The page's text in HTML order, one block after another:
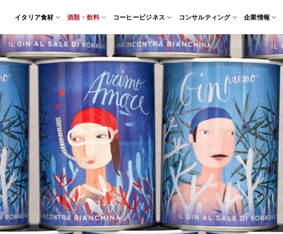
イタリア食材 酒類・飲料 コーヒービジネス コンサルティング 企業情報